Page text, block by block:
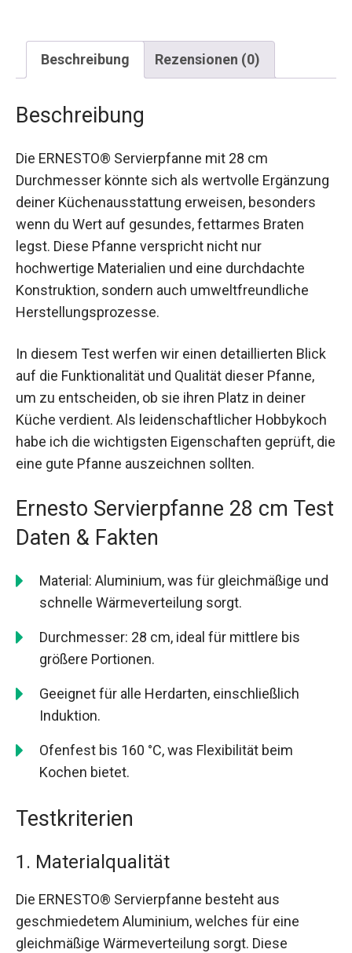
Beschreibung Rezensionen (0)
Beschreibung
Die ERNESTO® Servierpfanne mit 28 cm
Durchmesser könnte sich als wertvolle Ergänzung
deiner Küchenausstattung erweisen, besonders
wenn du Wert auf gesundes, fettarmes Braten
legst. Diese Pfanne verspricht nicht nur
hochwertige Materialien und eine durchdachte
Konstruktion, sondern auch umweltfreundliche
Herstellungsprozesse.
In diesem Test werfen wir einen detaillierten Blick
auf die Funktionalität und Qualität dieser Pfanne,
um zu entscheiden, ob sie ihren Platz in deiner
Küche verdient. Als leidenschaftlicher Hobbykoch
habe ich die wichtigsten Eigenschaften geprüft, die
eine gute Pfanne auszeichnen sollten.
Ernesto Servierpfanne 28 cm Test
Daten & Fakten
Material: Aluminium, was für gleichmäßige und
schnelle Wärmeverteilung sorgt.
Durchmesser: 28 cm, ideal für mittlere bis
größere Portionen.
Geeignet für alle Herdarten, einschließlich
Induktion.
Ofenfest bis 160 °C, was Flexibilität beim
Kochen bietet.
Testkriterien
1. Materialqualität
Die ERNESTO® Servierpfanne besteht aus
geschmiedetem Aluminium, welches für eine
gleichmäßige Wärmeverteilung sorgt. Diese